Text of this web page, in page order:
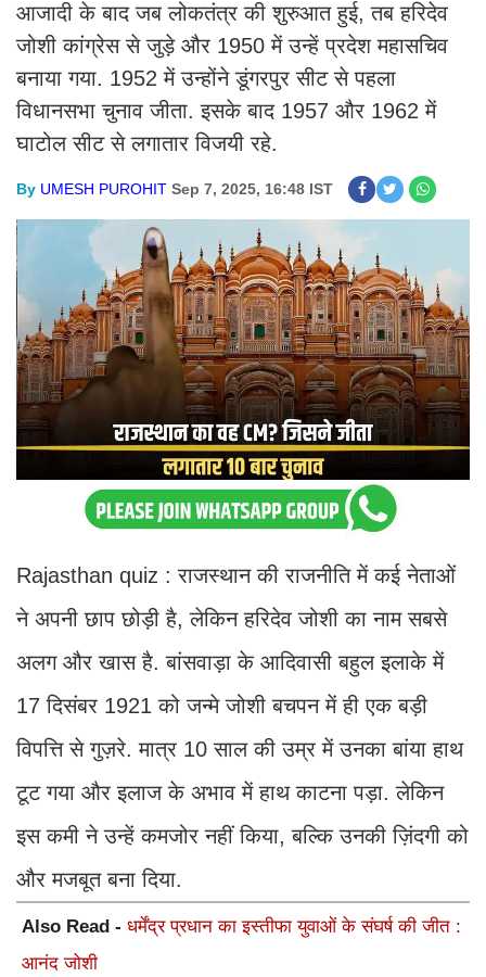
आजादी के बाद जब लोकतंत्र की शुरुआत हुई, तब हरिदेव
जोशी कांग्रेस से जुड़े और 1950 में उन्हें प्रदेश महासचिव
बनाया गया. 1952 में उन्होंने डूंगरपुर सीट से पहला
विधानसभा चुनाव जीता. इसके बाद 1957 और 1962 में
घाटोल सीट से लगातार विजयी रहे.
By UMESH PUROHIT Sep 7, 2025, 16:48 IST
Rajasthan quiz : राजस्थान की राजनीति में कई नेताओं
ने अपनी छाप छोड़ी है, लेकिन हरिदेव जोशी का नाम सबसे
अलग और खास है. बांसवाड़ा के आदिवासी बहुल इलाके में
17 दिसंबर 1921 को जन्मे जोशी बचपन में ही एक बड़ी
विपत्ति से गुज़रे. मात्र 10 साल की उम्र में उनका बांया हाथ
टूट गया और इलाज के अभाव में हाथ काटना पड़ा. लेकिन
इस कमी ने उन्हें कमजोर नहीं किया, बल्कि उनकी ज़िंदगी को
और मजबूत बना दिया.
Also Read - धर्मेंद्र प्रधान का इस्तीफा युवाओं के संघर्ष की जीत :
आनंद जोशी